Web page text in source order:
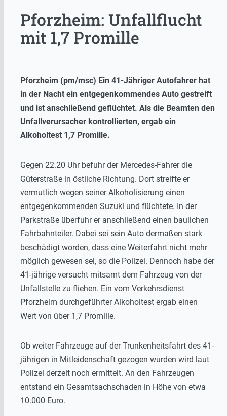
Pforzheim: Unfallflucht
mit 1,7 Promille
Pforzheim (pm/msc) Ein 41-Jähriger Autofahrer hat
in der Nacht ein entgegenkommendes Auto gestreift
und ist anschließend geflüchtet. Als die Beamten den
Unfallverursacher kontrollierten, ergab ein
Alkoholtest 1,7 Promille.
Gegen 22.20 Uhr befuhr der Mercedes-Fahrer die
Güterstraße in östliche Richtung. Dort streifte er
vermutlich wegen seiner Alkoholisierung einen
entgegenkommenden Suzuki und flüchtete. In der
Parkstraße überfuhr er anschließend einen baulichen
Fahrbahnteiler. Dabei sei sein Auto dermaßen stark
beschädigt worden, dass eine Weiterfahrt nicht mehr
möglich gewesen sei, so die Polizei. Dennoch habe der
41-jährige versucht mitsamt dem Fahrzeug von der
Unfallstelle zu fliehen. Ein vom Verkehrsdienst
Pforzheim durchgeführter Alkoholtest ergab einen
Wert von über 1,7 Promille.
Ob weiter Fahrzeuge auf der Trunkenheitsfahrt des 41-
jährigen in Mitleidenschaft gezogen wurden wird laut
Polizei derzeit noch ermittelt. An den Fahrzeugen
entstand ein Gesamtsachschaden in Höhe von etwa
10.000 Euro.